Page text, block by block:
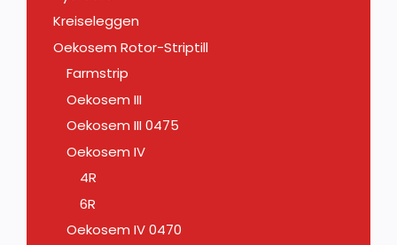
Kreiseleggen
Oekosem Rotor-Striptill
Farmstrip
Oekosem III
Oekosem III 0475
Oekosem IV
4R
6R
Oekosem IV 0470